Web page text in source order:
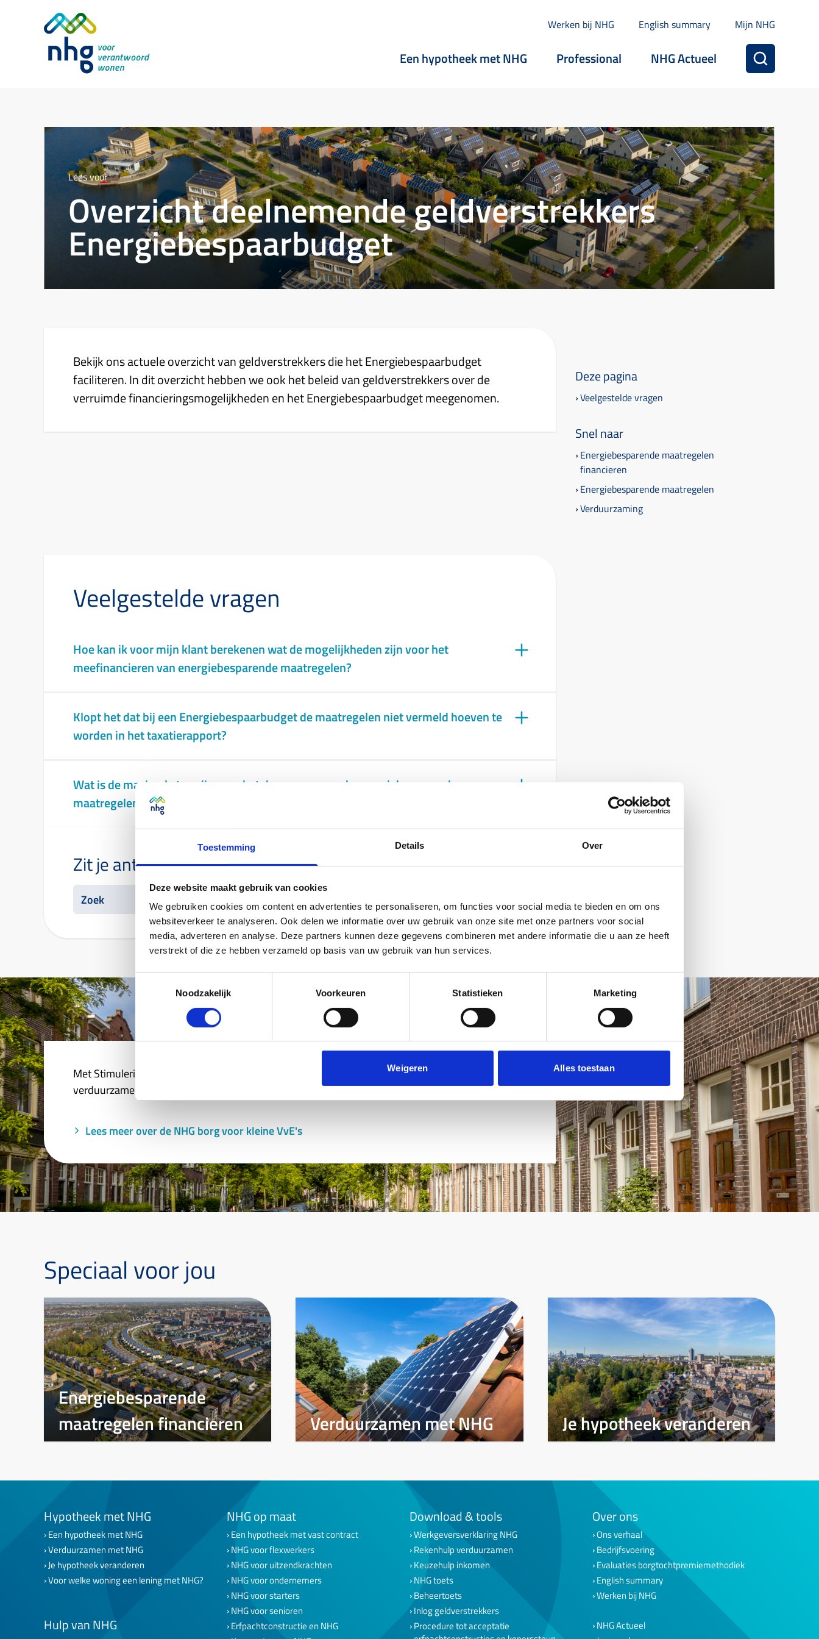
Toestemming Details Over
Deze website maakt gebruik van cookies
We gebruiken cookies om content en advertenties te personaliseren, om functies voor social media te bieden en om ons
websiteverkeer te analyseren. Ook delen we informatie over uw gebruik van onze site met onze partners voor social
media, adverteren en analyse. Deze partners kunnen deze gegevens combineren met andere informatie die u aan ze heeft
verstrekt of die ze hebben verzameld op basis van uw gebruik van hun services.
Toestemmingsselectie
Noodzakelijk
Voorkeuren Statistieken Marketing
Weigeren Alles toestaan
Werken bij NHG English summary Mijn NHG
Een hypotheek met NHG Professional NHG Actueel
Lees voor
Overzicht deelnemende geldverstrekkers
Energiebespaarbudget
Bekijk ons actuele overzicht van geldverstrekkers die het Energiebespaarbudget
faciliteren. In dit overzicht hebben we ook het beleid van geldverstrekkers over de
verruimde financieringsmogelijkheden en het Energiebespaarbudget meegenomen.
Deze pagina
Veelgestelde vragen
Snel naar
Energiebesparende maatregelen
financieren
Energiebesparende maatregelen
Verduurzaming
Veelgestelde vragen
Hoe kan ik voor mijn klant berekenen wat de mogelijkheden zijn voor het
meefinancieren van energiebesparende maatregelen?
Klopt het dat bij een Energiebespaarbudget de maatregelen niet vermeld hoeven te
worden in het taxatierapport?
Wat is de maximale termijn voor het doorgeven van de energiebesparende
maatregelen die mijn klant wil betalen via het Energiebespaarbudget?
Zit je antwoord er niet bij?
Alle vragen
Met Stimuleringslening kleine VvE met NHG helpen we VvE’s van 7 of minder leden met
verduurzamen en wegwerken van achterstallig onderhoud. Benieuwd?
Lees meer over de NHG borg voor kleine VvE's
Speciaal voor jou
Energiebesparende
maatregelen financieren
Verduurzamen met NHG Je hypotheek veranderen
Hypotheek met NHG
Een hypotheek met NHG
Verduurzamen met NHG
Je hypotheek veranderen
Voor welke woning een lening met NHG?
Hulp van NHG
NHG op maat
Een hypotheek met vast contract
NHG voor flexwerkers
NHG voor uitzendkrachten
NHG voor ondernemers
NHG voor starters
NHG voor senioren
Erfpachtconstructie en NHG
Download & tools
Werkgeversverklaring NHG
Rekenhulp verduurzamen
Keuzehulp inkomen
NHG toets
Beheertoets
Inlog geldverstrekkers
Procedure tot acceptatie
Over ons
Ons verhaal
Bedrijfsvoering
Evaluaties borgtochtpremiemethodiek
English summary
Werken bij NHG
NHG Actueel